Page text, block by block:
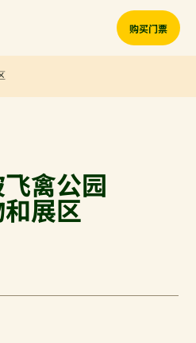
购买门票
禽公园
展区